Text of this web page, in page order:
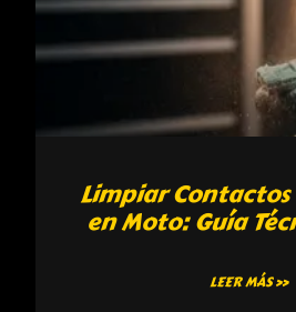
Limpiar
en Moto: Guía
LEER MÁS »